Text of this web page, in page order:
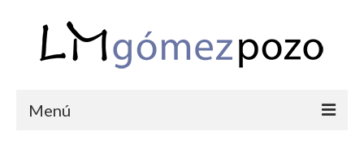
Menú